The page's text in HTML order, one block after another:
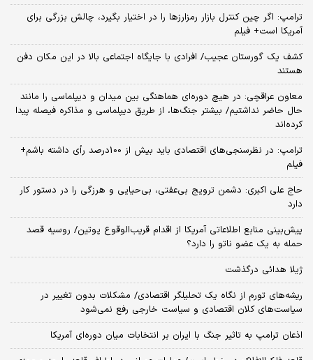
ترامپ: اگر چین کنترل بازار رمزارزها را در اختیار بگیرد، چالش بزرگی برای
آمریکا است+ فیلم
کشف یک گورستان عجیب/ افرادی با جایگاه اجتماعی بالا در این مکان دفن
هستند
معاون عراقچی: در هیچ دوره‌ای هماهنگی بین میدان و دیپلماسی را مانند
حال حاضر نداشتیم/ بیشتر جنگ‌ها، از طریق دیپلماسی و مذاکره فیصله پیدا
کرده‌اند
ترامپ: در نظرسنجی‌های اقتصادی باید بیش از 100درصد رأی داشته باشم+
فیلم
حاج علی اکبری: دشمن ترویج بی‌عفتی، بی‌حیایی و هرزگی را در دستور کار
دارد
پیش‌بینی منابع اطلاعاتی آمریکا از اقدام قریب‌الوقوع پوتین/ روسیه قصد
حمله به یک عضو ناتو را دارد؟
ژیلا هدائی درگذشت
ریشه‌های تورم از نگاه یک تحلیلگر اقتصادی/ مشکلات بدون تغییر در
سیاست‌های کلان اقتصادی و سیاست خارجی رفع نمی‌شود
اذعان ترامپ به تاثیر جنگ با ایران بر انتخابات میان دوره‌ای آمریکا